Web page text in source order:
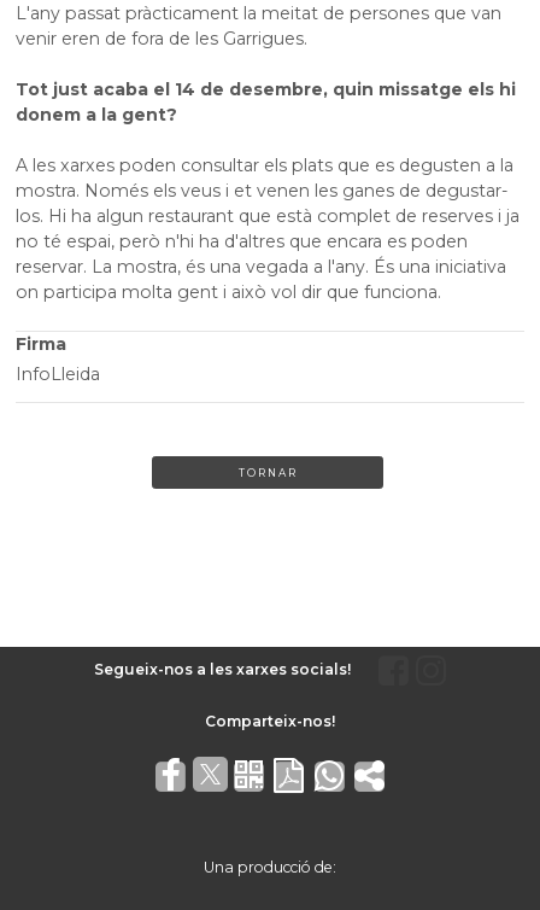
L'any passat pràcticament la meitat de persones que van
venir eren de fora de les Garrigues.
Tot just acaba el 14 de desembre, quin missatge els hi
donem a la gent?
A les xarxes poden consultar els plats que es degusten a la
mostra. Només els veus i et venen les ganes de degustar-
los. Hi ha algun restaurant que està complet de reserves i ja
no té espai, però n'hi ha d'altres que encara es poden
reservar. La mostra, és una vegada a l'any. És una iniciativa
on participa molta gent i això vol dir que funciona.
Firma
InfoLleida
TORNAR
Segueix-nos a les xarxes socials!
Una producció de: